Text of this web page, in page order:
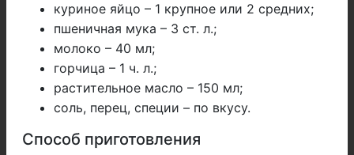
куриное яйцо – 1 крупное или 2 средних;
пшеничная мука – 3 ст. л.;
молоко – 40 мл;
горчица – 1 ч. л.;
растительное масло – 150 мл;
соль, перец, специи – по вкусу.
Способ приготовления